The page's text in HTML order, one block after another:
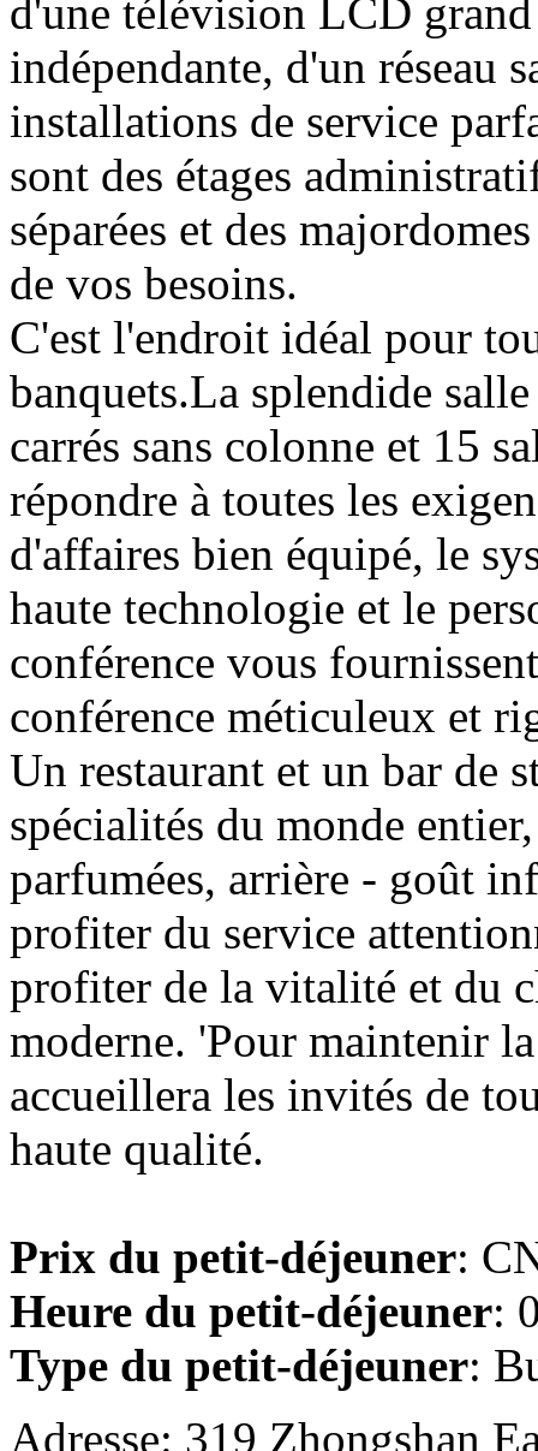
d'une télévision LCD
indépendante, d'un réseau
installations de service
sont des étages
séparées et des
de vos besoins.
C'est l'endroit idéal pour
banquets.La splendide
carrés sans colonne et 15
répondre à toutes les
d'affaires bien équipé, le
haute technologie et le
conférence vous
conférence méticuleux et
Un restaurant et un bar de
spécialités du monde
parfumées, arrière - goût
profiter du service
profiter de la vitalité et du
moderne. 'Pour maintenir
accueillera les invités de
haute qualité.
Prix du petit-déjeuner:
Heure du petit-déjeuner:
Type du petit-déjeuner:
Adresse: 319 Zhongshan